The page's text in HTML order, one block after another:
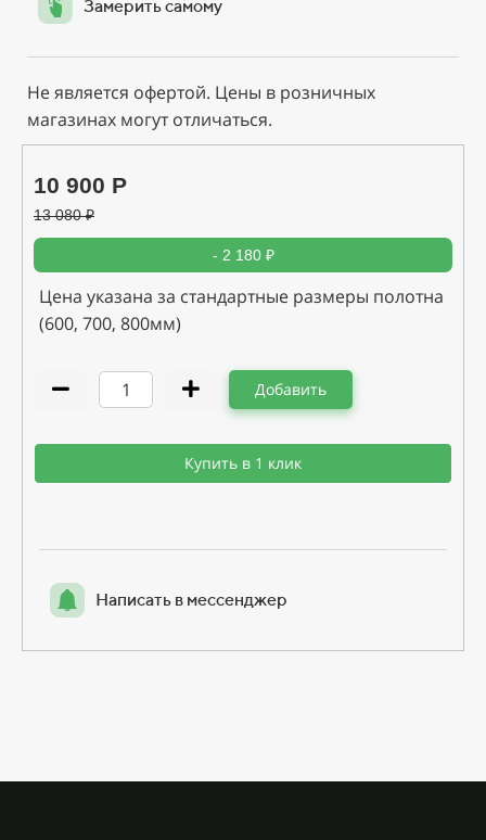
Замерить самому
Не является офертой. Цены в розничных
магазинах могут отличаться.
10 900 Р
13 080₽
- 2 180 ₽
Цена указана за стандартные размеры полотна
(600, 700, 800мм)
Добавить
Купить в 1 клик
Написать в мессенджер